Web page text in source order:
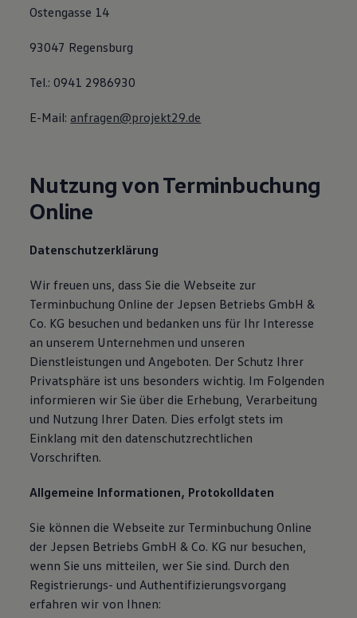
Ostengasse 14
93047 Regensburg
Tel.: 0941 2986930
E-Mail: anfragen@projekt29.de
Nutzung von Terminbuchung
Online
Datenschutzerklärung
Wir freuen uns, dass Sie die Webseite zur
Terminbuchung Online der Jepsen Betriebs GmbH &
Co. KG besuchen und bedanken uns für Ihr Interesse
an unserem Unternehmen und unseren
Dienstleistungen und Angeboten. Der Schutz Ihrer
Privatsphäre ist uns besonders wichtig. Im Folgenden
informieren wir Sie über die Erhebung, Verarbeitung
und Nutzung Ihrer Daten. Dies erfolgt stets im
Einklang mit den datenschutzrechtlichen
Vorschriften.
Allgemeine Informationen, Protokolldaten
Sie können die Webseite zur Terminbuchung Online
der Jepsen Betriebs GmbH & Co. KG nur besuchen,
wenn Sie uns mitteilen, wer Sie sind. Durch den
Registrierungs- und Authentifizierungsvorgang
erfahren wir von Ihnen: